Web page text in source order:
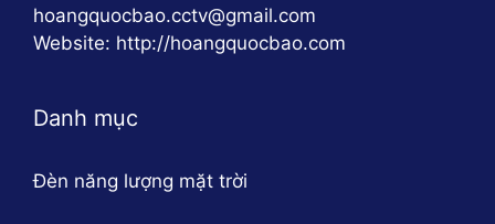
hoangquocbao.cctv@gmail.com
Website: http://hoangquocbao.com
Danh mục
Đèn năng lượng mặt trời